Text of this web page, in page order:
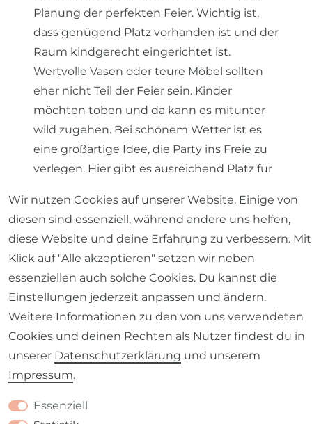
Planung der perfekten Feier. Wichtig ist,
dass genügend Platz vorhanden ist und der
Raum kindgerecht eingerichtet ist.
Wertvolle Vasen oder teure Möbel sollten
eher nicht Teil der Feier sein. Kinder
möchten toben und da kann es mitunter
wild zugehen. Bei schönem Wetter ist es
eine großartige Idee, die Party ins Freie zu
verlegen. Hier gibt es ausreichend Platz für
Innenraum minimiert das Chaos von
Essensschlachten.
Die Partymeile erstrahlen lassen:
Dekoriere mit Stil
Hast Du den idealen Ort für die Kinderparty
gefunden, ist es an der Zeit, sich dem
Dekorieren zu widmen. Hier verwandelt
sich der Raum in eine funkelnde
Partymeile. Klassische Deko-Elemente wie
Wir nutzen Cookies auf unserer Website. Einige von
diesen sind essenziell, während andere uns helfen,
diese Website und deine Erfahrung zu verbessern. Mit
Klick auf "Alle akzeptieren" setzen wir neben
essenziellen auch solche Cookies. Du kannst die
Einstellungen jederzeit anpassen und ändern.
Weitere Informationen zu den von uns verwendeten
Cookies und deinen Rechten als Nutzer findest du in
unserer Daten­schutz­erklärung und unserem
Impressum.
Essenziell